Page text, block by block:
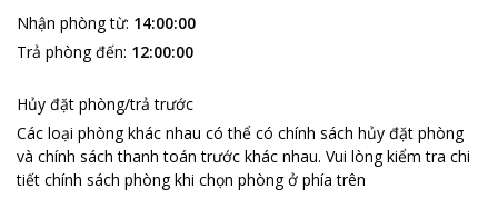
Nhận phòng từ: 14:00:00
Trả phòng đến: 12:00:00
Hủy đặt phòng/trả trước
Các loại phòng khác nhau có thể có chính sách hủy đặt phòng
và chính sách thanh toán trước khác nhau. Vui lòng kiểm tra chi
tiết chính sách phòng khi chọn phòng ở phía trên